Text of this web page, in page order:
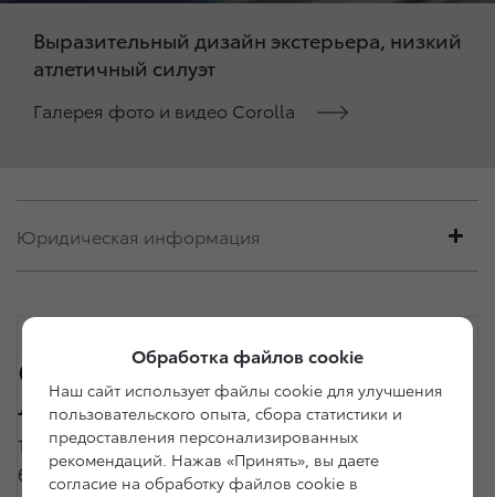
Выразительный дизайн экстерьера, низкий
атлетичный силуэт
Галерея фото и видео Corolla
Юридическая информация
Обзор Toyota Corolla –
легенда снова в топе
Toyota Corolla – настоящий фаворит японского
бренда, который 56 лет стойко держит лидерские
Обработка файлов cookie
Наш сайт использует файлы cookie для улучшения
пользовательского опыта, сбора статистики и
предоставления персонализированных
рекомендаций. Нажав «Принять», вы даете
согласие на обработку файлов cookie в